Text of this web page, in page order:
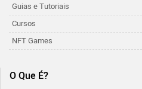
Guias e Tutoriais
Cursos
NFT Games
O Que É?